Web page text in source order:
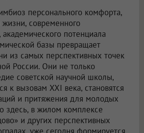
персонального комфорта,
жизни, современного
академического потенциала
базы превращает
из самых перспективных точек
России. Они не только
советской научной школы,
к вызовам XXI века, становятся
и притяжения для молодых
здесь, в жилом комплексе
и других перспективных